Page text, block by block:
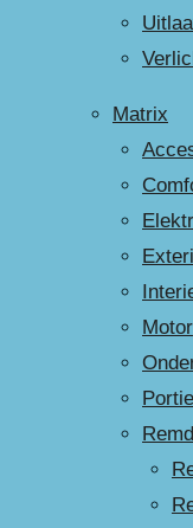
Matrix
Motor